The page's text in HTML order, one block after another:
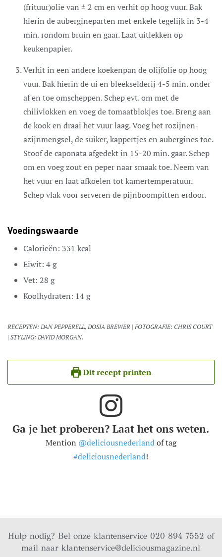
(frituur)olie van ± 2 cm en verhit op hoog vuur. Bak
hierin de aubergineparten met enkele tegelijk in 3-4
min. rondom bruin en gaar. Laat uitlekken op
keukenpapier.
Verhit in een andere koekenpan de olijfolie op hoog
vuur. Bak hierin de ui en bleekselderij 4-5 min. onder
af en toe omscheppen. Schep evt. om met de
chilivlokken en voeg de tomaatblokjes toe. Breng aan
de kook en draai het vuur laag. Voeg het rozijnen-
azijnmengsel, de suiker, kappertjes en aubergines toe.
Stoof de caponata afgedekt in 15-20 min. gaar. Schep
om en voeg zout en peper naar smaak toe. Neem van
het vuur en laat afkoelen tot kamertemperatuur.
Schep vlak voor serveren de pijnboompitten erdoor.
Voedingswaarde
Calorieën: 331 kcal
Eiwit: 4g
Vet: 28 g
Koolhydraten: 14g
RECEPTEN: DAN PEPPERELL, DOSIA BREWER | FOTOGRAFIE: CHRIS COURT
| STYLING: DAVID MORGAN.
Dit recept printen
Ga je het proberen? Laat het ons weten.
Mention @deliciousnederlandof tag
#deliciousnederland!
Hulp nodig? Bel onze klantenservice 020 894 7552 of
mail naarklantenservice@deliciousmagazine.nl